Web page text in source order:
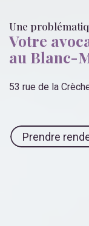
Une
Votre
au Blanc-
53 rue de la
Prendre